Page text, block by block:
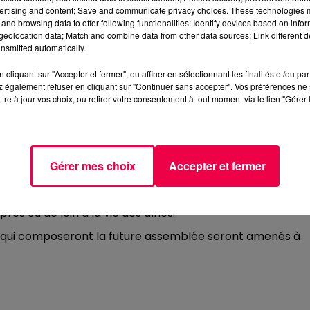
NANCÉIENS
Aînés (CNA) a un objectif clair : amplifier la voix des
de 60 ans une opportunité unique de s’engager
Que vous soyez déjà très impliqué dans le tissu
un regard neuf sur votre quotidien, votre profil
DE LA DÉMOCRATIE LOCALE
collaboration avec le Conseil Municipal et les
? Émettre des recommandations concrètes et initier
ou de loin à la vie des aînés.
composeront la future assemblée seront amenés à
and content; Save and communicate privacy choices. These technologies
browsing data to offer following functionalities: Identify devices based on
data; Match and combine data from other data sources; Link different
automatically.
cliquant sur "Accepter et fermer", ou affiner en sélectionnant les finalités et/ou
également refuser en cliquant sur "Continuer sans accepter". Vos préférences
à jour vos choix, ou retirer votre consentement à tout moment via le lien
Gérer mes choix Accepter et fermer